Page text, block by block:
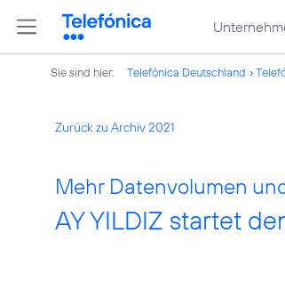
Sie sind hier: Telefónica Deutschland
Zurück zu Archiv 2021
Mehr Datenvolumen
AY YILDIZ startet